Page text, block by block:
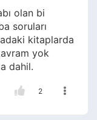
olan bi
soruları
kitaplarda
yok
dahil.
2